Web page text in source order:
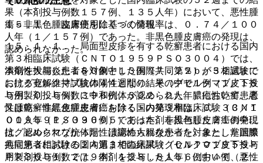
果（本剤投与例数１５７例、１３５人年）において、悪性腫
瘍＜非黒色腫皮膚癌を除く＞の発現率は、０．７４／１００
人年（１／１５７例）であった。非黒色腫皮膚癌の発現は、
認められなかった。
潰瘍性大腸炎患者を対象とした国際共同第２ｂ／３相試験に
おける寛解維持試験の４４週間の結果（グセルクマブ皮下投
与用製剤投与例数３９６例、３０２．２人年）において、悪
性腫瘍＜非黒色腫皮膚癌を除く＞の発現率は、０．３３／１
００人年（１／３９６例）であった。非黒色腫皮膚癌の発現
は、認められなかった。潰瘍性大腸炎患者を対象とした国際
共同第３相試験の２４週までの結果（グセルクマブ皮下投与
用製剤投与例数２７９例、１２８．８人年）において、悪性
１５．１． 臨床使用に基づく情報
１５．１．１． 局面型皮疹を有する乾癬患者における国内
第３相臨床試験（ＣＮＴＯ１９５９ＰＳＯ３００４）では、
本剤を投与した１８０例中１３例（７．２％）が５２週まで
に抗グセルクマブ抗体陽性となり、その中で１例（１／１８
０例、０．６％）に中和抗体が認められた。膿疱性乾癬患者
又は乾癬性紅皮症患者における国内第３相臨床試験（ＣＮＴ
Ｏ１９５９ＰＳＯ３００５）では本剤を投与した２１例中に
抗グセルクマブ抗体陽性は認められなかった。また、掌蹠膿
疱症患者における国内第３相臨床試験（ＣＮＴＯ１９５９Ｐ
ＰＰ３００１）では、本剤を投与した１５６例中４例（２．